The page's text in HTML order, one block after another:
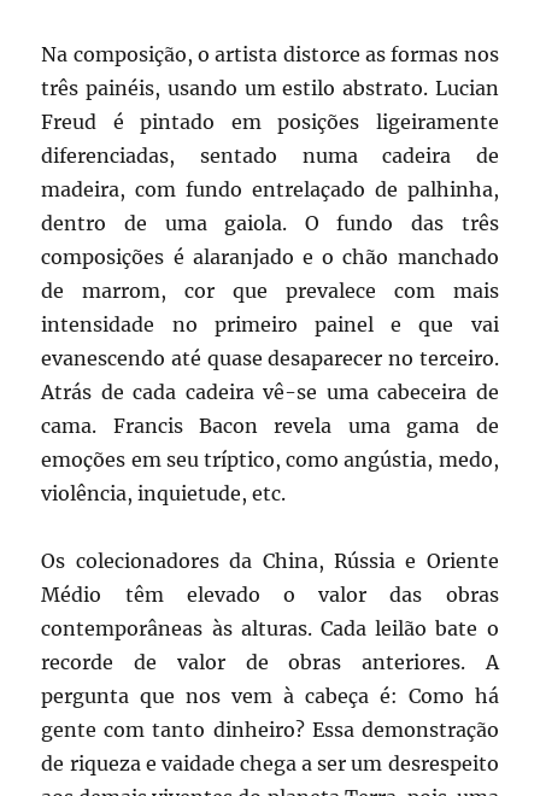
Na composição, o artista distorce as formas nos
três painéis, usando um estilo abstrato. Lucian
Freud é pintado em posições ligeiramente
diferenciadas, sentado numa cadeira de
madeira, com fundo entrelaçado de palhinha,
dentro de uma gaiola. O fundo das três
composições é alaranjado e o chão manchado
de marrom, cor que prevalece com mais
intensidade no primeiro painel e que vai
evanescendo até quase desaparecer no terceiro.
Atrás de cada cadeira vê-se uma cabeceira de
cama. Francis Bacon revela uma gama de
emoções em seu tríptico, como angústia, medo,
violência, inquietude, etc.
Os colecionadores da China, Rússia e Oriente
Médio têm elevado o valor das obras
contemporâneas às alturas. Cada leilão bate o
recorde de valor de obras anteriores. A
pergunta que nos vem à cabeça é: Como há
gente com tanto dinheiro? Essa demonstração
de riqueza e vaidade chega a ser um desrespeito